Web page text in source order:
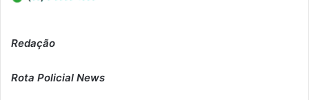
Redação
Rota Policial News